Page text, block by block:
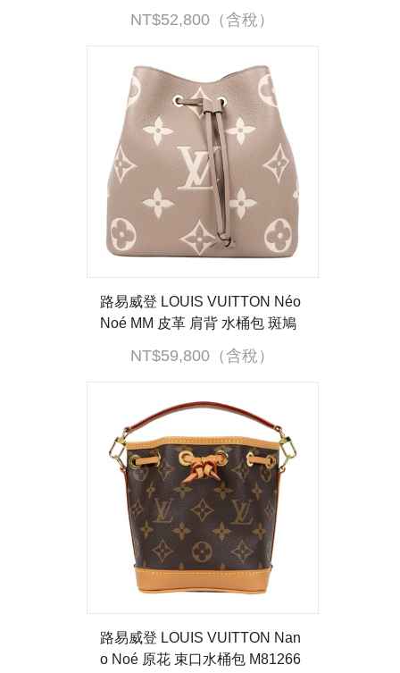
晶片款 原花Nano Noé 原廠盒子/
防塵袋/背帶3/購買證明影本
NT$52,800（含稅）
路易威登 LOUIS VUITTON Néo
Noé MM 皮革 肩背 水桶包 斑鳩
灰色/奶油色 M45555 晶片款 背
帶2/防塵袋/購買證明
NT$59,800（含稅）
路易威登 LOUIS VUITTON Nan
o Noé 原花 束口水桶包 M81266